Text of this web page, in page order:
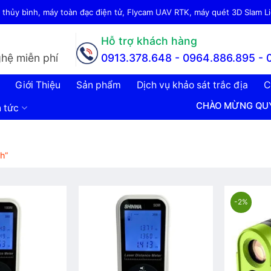
bình, máy toàn đạc điện tử, Flycam UAV RTK, máy quét 3D Slam
miễn phí
Hỗ trợ khách hàng
0913.378.648 - 0964.886.895 -
Giới Thiệu Sản phẩm Dịch vụ khảo sát trắc địa
tức
CHÀO MỪNG QUÝ
-2%